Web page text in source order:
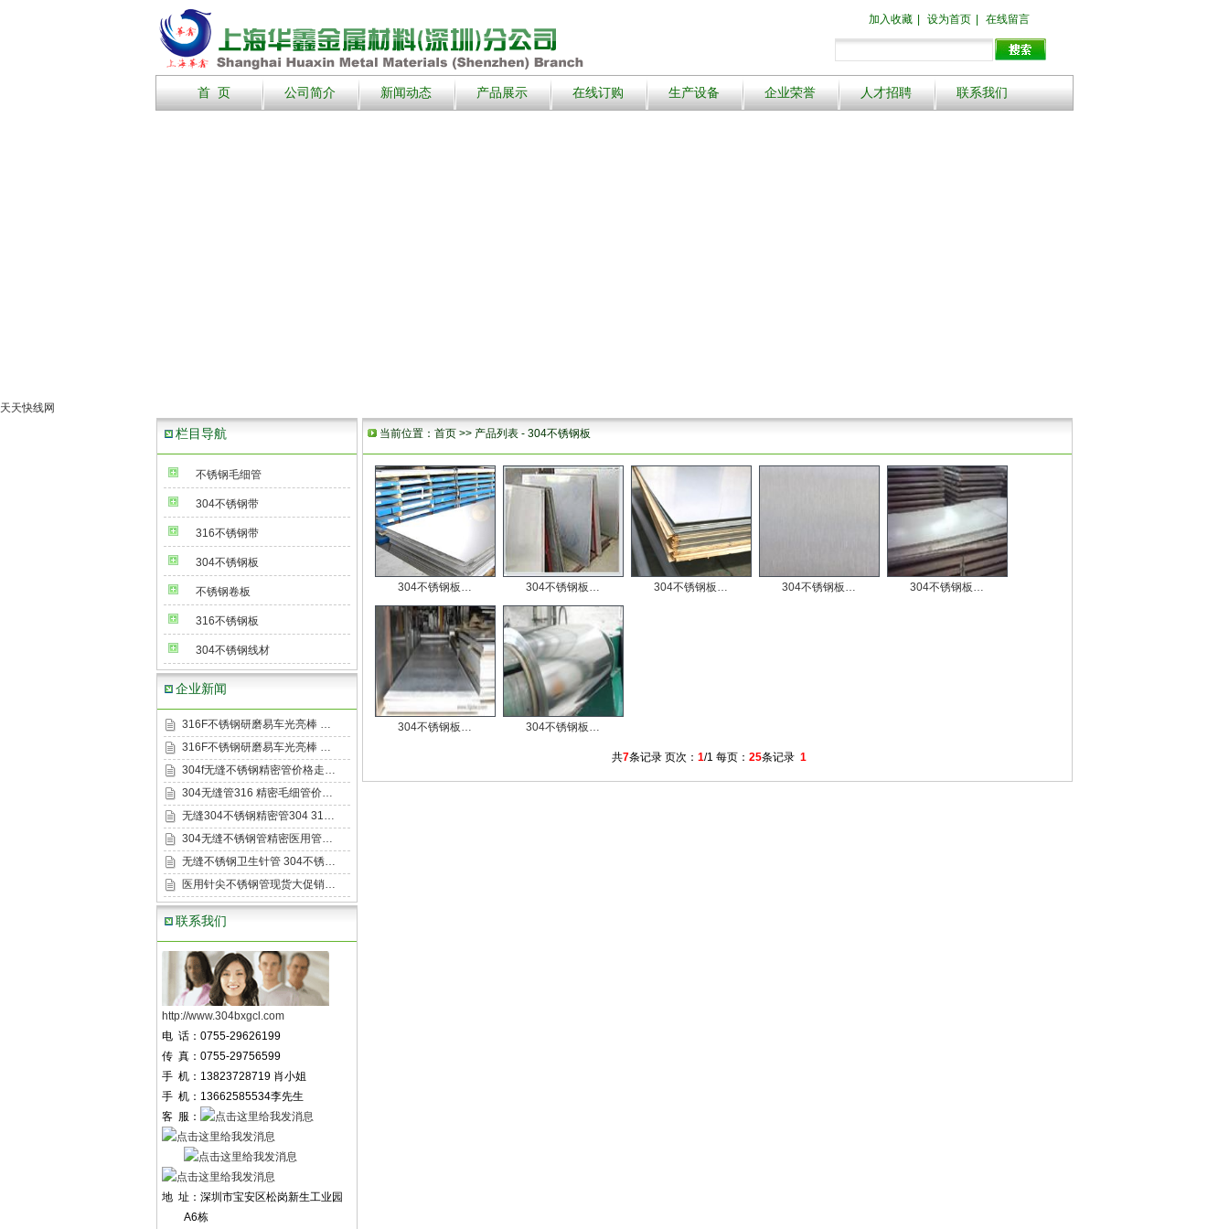
加入收藏 设为首页 在线留言
首 页 公司简介 新闻动态 产品展示 在线订购 生产设备 企业荣誉 人才招聘 联系我们
天天快线网
栏目导航
不锈钢毛细管
304不锈钢带
316不锈钢带
304不锈钢板
不锈钢卷板
316不锈钢板
304不锈钢线材
企业新闻
316F不锈钢研磨易车光亮棒 …
316F不锈钢研磨易车光亮棒 …
304f无缝不锈钢精密管价格走…
304无缝管316 精密毛细管价…
无缝304不锈钢精密管304 31…
304无缝不锈钢管精密医用管…
无缝不锈钢卫生针管 304不锈…
医用针尖不锈钢管现货大促销…
联系我们
http://www.304bxgcl.com
电 话：0755-29626199
传 真：0755-29756599
手 机：13823728719 肖小姐
手 机：13662585534李先生
客 服：
地 址：深圳市宝安区松岗新生工业园
A6栋
当前位置： 首页 >> 产品列表 - 304不锈钢板
304不锈钢板… 304不锈钢板… 304不锈钢板… 304不锈钢板… 304不锈钢板…
304不锈钢板… 304不锈钢板…
共7条记录 页次： 1/1 每页： 25条记录 1